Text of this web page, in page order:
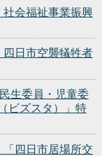
会福祉事業振興
日市空襲犠牲者
生委員・児童委
ビズスタ）」特
四日市居場所交